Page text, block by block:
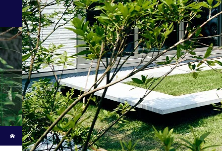
施工事例/Works
新着記事
ホーム
ブログ
DSC03622